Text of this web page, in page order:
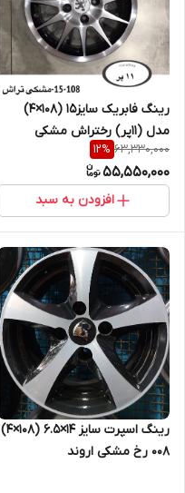
رینگ فابریک سایز۱۵ (۱۰۸×۴)
مدل (۱۱پر) رختراش مشکی
63,330,000
12%
55,550,000
افزودن به سبد
رینگ اسپرت سایز ۱۴×۶.۵ (۱۰۸×۴)
۰۰۸ رخ مشکی اروند